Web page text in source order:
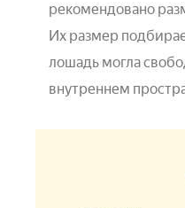
рекомендовано
Их размер
лошадь могла
внутреннем